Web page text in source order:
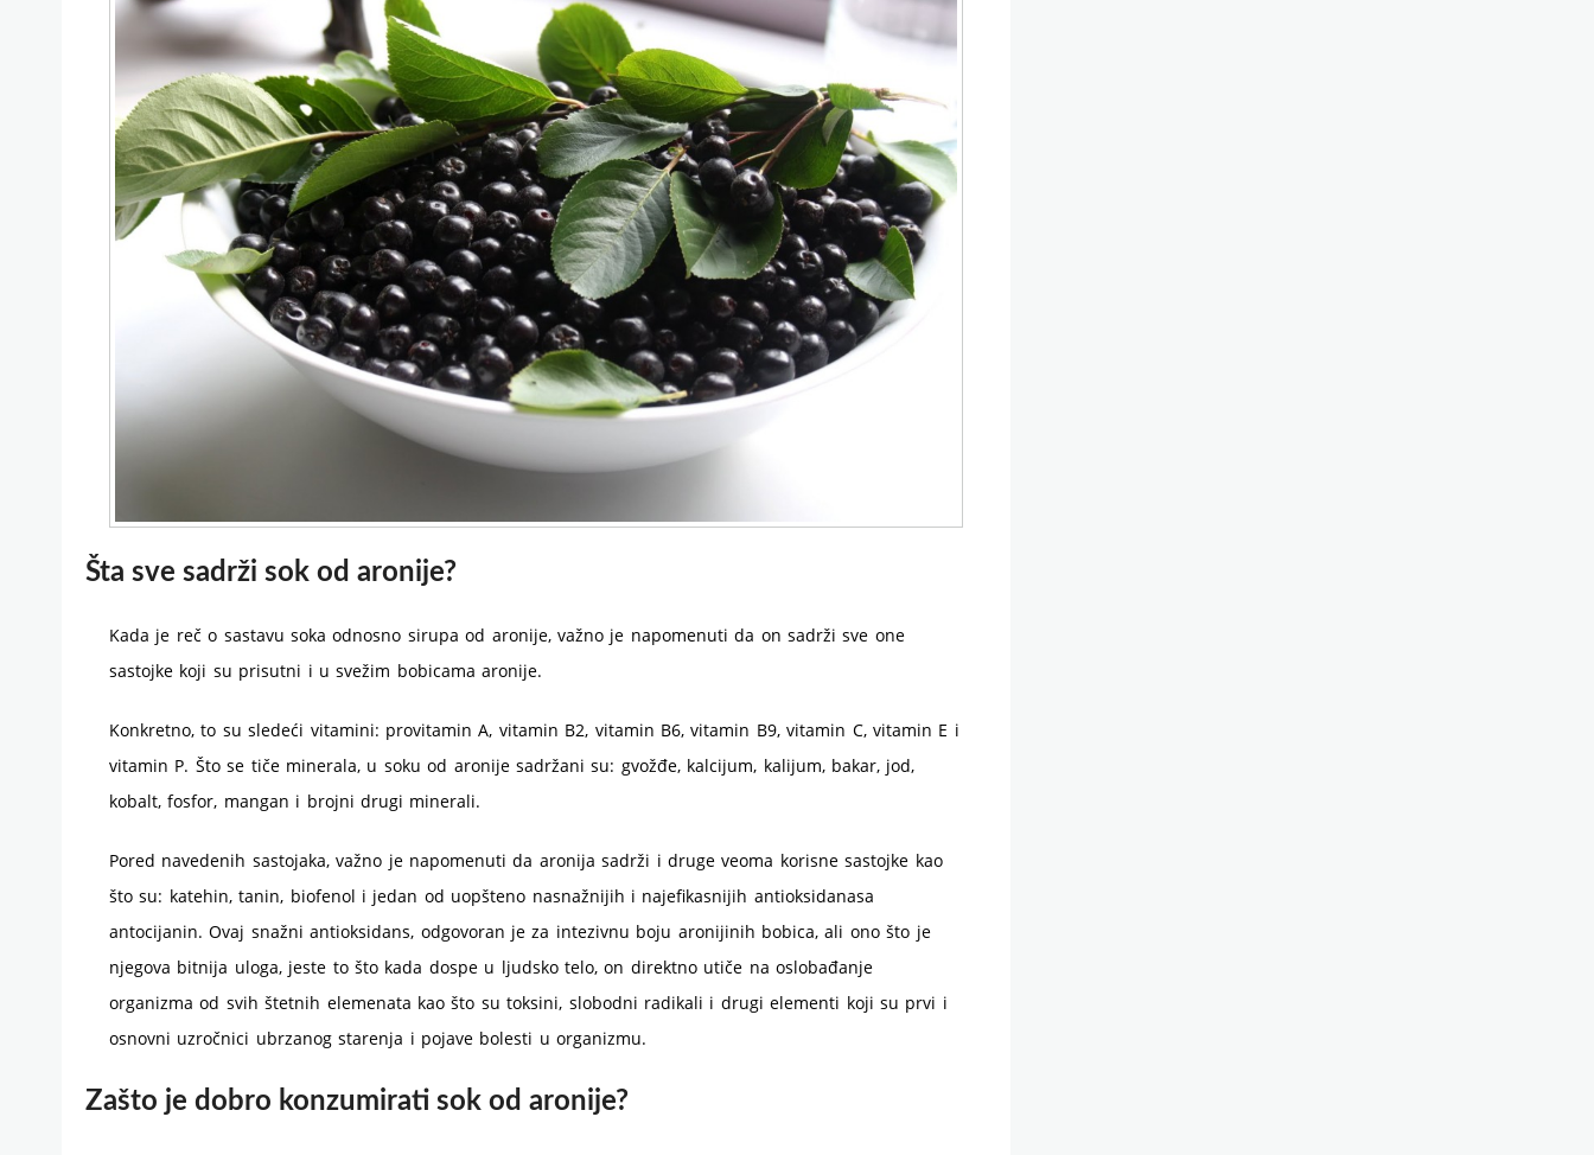
Šta sve sadrži sok od aronije?
Kada je reč o sastavu soka odnosno sirupa od aronije, važno je napomenuti da on sadrži sve one
sastojke koji su prisutni i u svežim bobicama aronije.
Konkretno, to su sledeći vitamini: provitamin A, vitamin B2, vitamin B6, vitamin B9, vitamin C, vitamin E i
vitamin P. Što se tiče minerala, u soku od aronije sadržani su: gvožđe, kalcijum, kalijum, bakar, jod,
kobalt, fosfor, mangan i brojni drugi minerali.
Pored navedenih sastojaka, važno je napomenuti da aronija sadrži i druge veoma korisne sastojke kao
što su: katehin, tanin, biofenol i jedan od uopšteno nasnažnijih i najefikasnijih antioksidanasa
antocijanin. Ovaj snažni antioksidans, odgovoran je za intezivnu boju aronijinih bobica, ali ono što je
njegova bitnija uloga, jeste to što kada dospe u ljudsko telo, on direktno utiče na oslobađanje
organizma od svih štetnih elemenata kao što su toksini, slobodni radikali i drugi elementi koji su prvi i
osnovni uzročnici ubrzanog starenja i pojave bolesti u organizmu.
Zašto je dobro konzumirati sok od aronije?